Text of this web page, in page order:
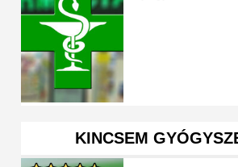
KINCSEM